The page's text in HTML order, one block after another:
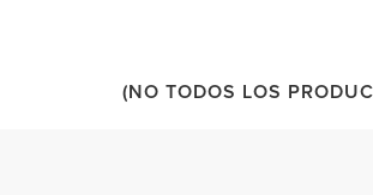
(NO TODOS LOS